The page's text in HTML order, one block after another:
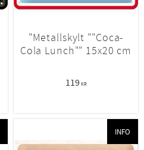
"Metallskylt ""Coca-
Cola Lunch"" 15x20 cm
119KR
INFO